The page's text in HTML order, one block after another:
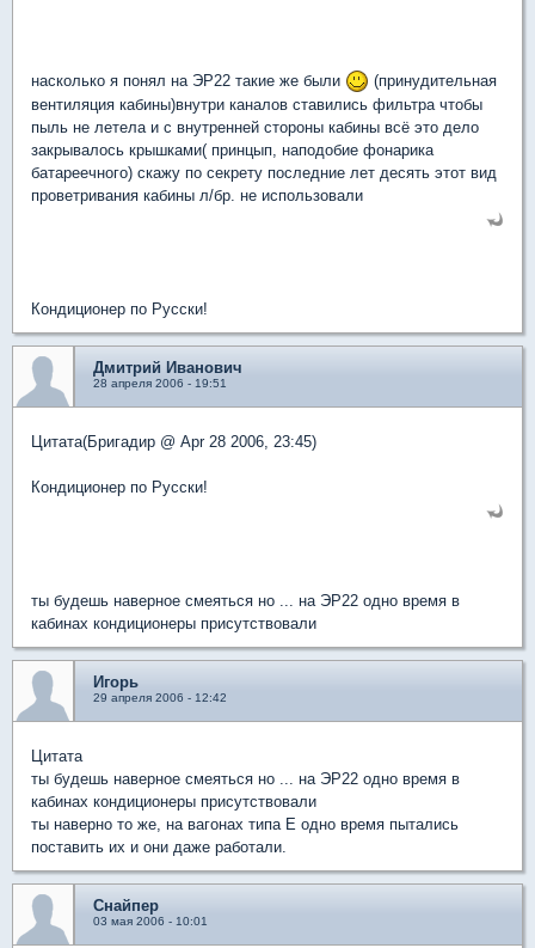
насколько я понял на ЭР22 такие же были
(принудительная
вентиляция кабины)внутри каналов ставились фильтра чтобы
пыль не летела и с внутренней стороны кабины всё это дело
закрывалось крышками( принцып, наподобие фонарика
батареечного) скажу по секрету последние лет десять этот вид
проветривания кабины л/бр. не использовали
Кондиционер по Русски!
Дмитрий Иванович
28 апреля 2006 - 19:51
Цитата(Бригадир @ Apr 28 2006, 23:45)
Кондиционер по Русски!
ты будешь наверное смеяться но ... на ЭР22 одно время в
кабинах кондиционеры присутствовали
Игорь
29 апреля 2006 - 12:42
Цитата
ты будешь наверное смеяться но ... на ЭР22 одно время в
кабинах кондиционеры присутствовали
ты наверно то же, на вагонах типа Е одно время пытались
поставить их и они даже работали.
Снайпер
03 мая 2006 - 10:01